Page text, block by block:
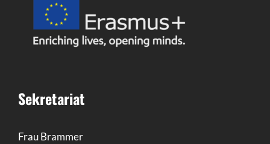
Sekretariat
Frau Brammer